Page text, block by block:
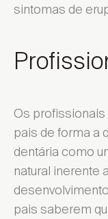
sintomas de
Os profissionais
pais de forma a
dentária como
natural inerente
pais saberem